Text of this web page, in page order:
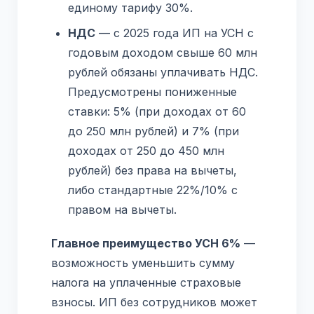
единому тарифу 30%.
НДС — с 2025 года ИП на УСН с
годовым доходом свыше 60 млн
рублей обязаны уплачивать НДС.
Предусмотрены пониженные
ставки: 5% (при доходах от 60
до 250 млн рублей) и 7% (при
доходах от 250 до 450 млн
рублей) без права на вычеты,
либо стандартные 22%/10% с
правом на вычеты.
Главное преимущество УСН 6% —
возможность уменьшить сумму
налога на уплаченные страховые
взносы. ИП без сотрудников может